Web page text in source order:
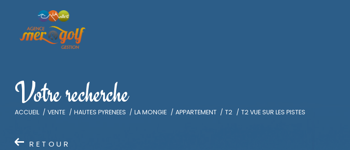
Votrerecherche
ACCUEIL VENTE HAUTES PYRENEES LA MONGIE APPARTEMENT T2 T2 VUE SUR LES PISTES
RETOUR